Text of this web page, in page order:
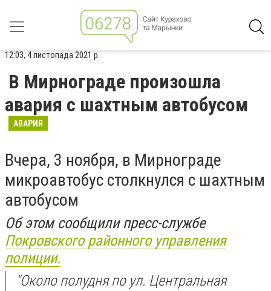
12:03, 4 листопада 2021 р.
В Мирнограде произошла
авария с шахтным автобусом
АВАРИЯ
Вчера, 3 ноября, в Мирнограде
микроавтобус столкнулся с шахтным
автобусом
Об этом сообщили пресс-службе
Покровского районного управления
полиции.
"Около полудня по ул. Центральная